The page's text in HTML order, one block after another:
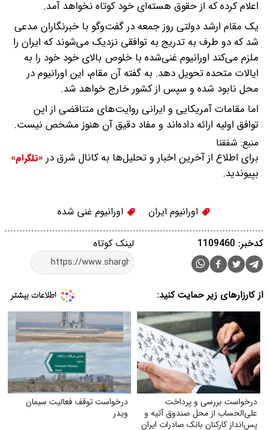
اعلام کرده که از حقوق هسته‌ای خود کوتاه نخواهد آمد.
یک مقام ارشد دولتی روز جمعه در گفت‌وگو با خبرنگاران مدعی
شد که دو طرف به تدریج به توافقی نزدیک می‌شوند که ایران را
ملزم می‌کند اورانیوم غنی‌شده با خلوص بالای خود خود را به
ایالات متحده تحویل دهد. به گفته آن مقام، این اورانیوم در
محل نابود شده و سپس از کشور خارج خواهد شد.
اما مقامات آمریکایی و ایرانی روایت‌های متناقضی از این
توافق اولیه ارائه داده‌اند و مفاد دقیق آن هنوز مشخص نیست.
منبع: شفقنا
برای اطلاع از آخرین اخبار و تحلیل‌ها به کانال شرق در «تلگرام»
بپیوندید.
اورانیوم ایران اورانیوم غنی شده
لینک کوتاه کدخبر: 1109460
از کارزارهای زیر حمایت کنید:
درخواست بررسی و پرداخت
علی‌الحساب از محل صندوق آتیه و
پس‌انداز کارکنان بانک صادرات ایران
درخواست توقف فعالیت سیمان
ویدر